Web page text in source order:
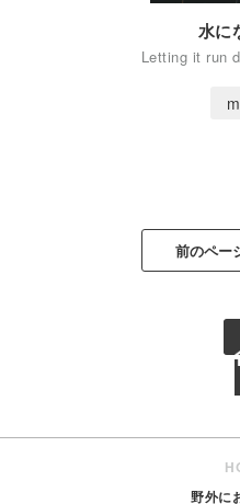
水に
Letting it run
前のペー
野外に